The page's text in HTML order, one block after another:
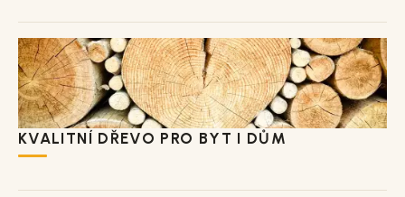
KVALITNÍ DŘEVO PRO BYT I DŮM